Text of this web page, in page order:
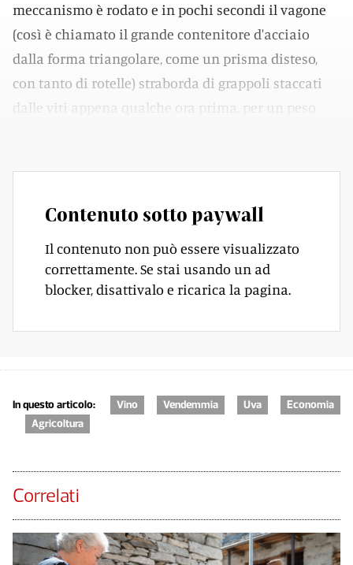
meccanismo è rodato e in pochi secondi il vagone
(così è chiamato il grande contenitore d'acciaio
dalla forma triangolare, come un prisma disteso,
con tanto di rotelle) straborda di grappoli staccati
dalle viti appena qualche ora prima, per un peso
Contenuto sotto paywall
Il contenuto non può essere visualizzato
correttamente. Se stai usando un ad
blocker, disattivalo e ricarica la pagina.
In questo articolo: Vino Vendemmia Uva
Economia
Agricoltura
Correlati